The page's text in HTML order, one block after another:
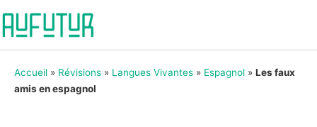
Accueil » Révisions » Langues Vivantes » Espagnol » Les faux
amis en espagnol